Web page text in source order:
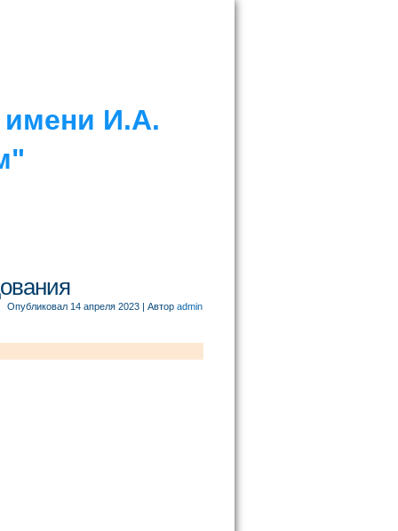
имени И.А.
Опубликовал 14 апреля 2023 | Автор admin